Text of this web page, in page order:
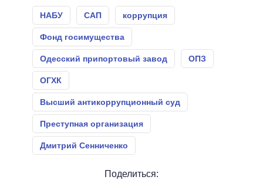
НАБУ САП коррупция
Фонд госимущества
Одесский припортовый завод ОПЗ
ОГХК
Высший антикоррупционный суд
Преступная организация
Дмитрий Сенниченко
Поделиться: